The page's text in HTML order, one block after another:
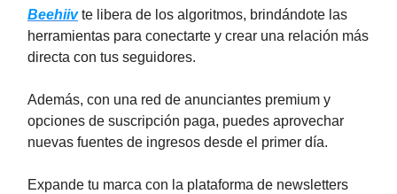
Beehiivte libera de los algoritmos, brindándote las
herramientas para conectarte y crear una relación más
directa con tus seguidores.
Además, con una red de anunciantes premium y
opciones de suscripción paga, puedes aprovechar
nuevas fuentes de ingresos desde el primer día.
Expande tu marca con la plataforma de newsletters